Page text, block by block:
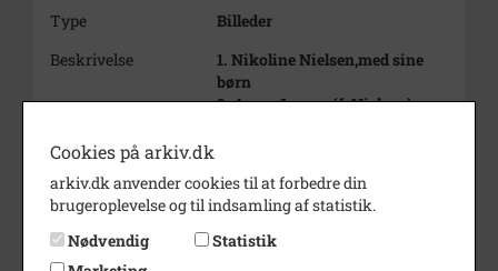
Type
Billeder
Beskrivelse
1. Nikoline Nielsen,med sine
børn
2. Anna Jensen (f. Nielsen)
Årstal
Fotograf
Jens Hansen
Se på kort
Type
Cookies på arkiv.dk
arkiv.dk anvender cookies til at forbedre din
brugeroplevelse og til indsamling af statistik.
Nødvendig
Statistik